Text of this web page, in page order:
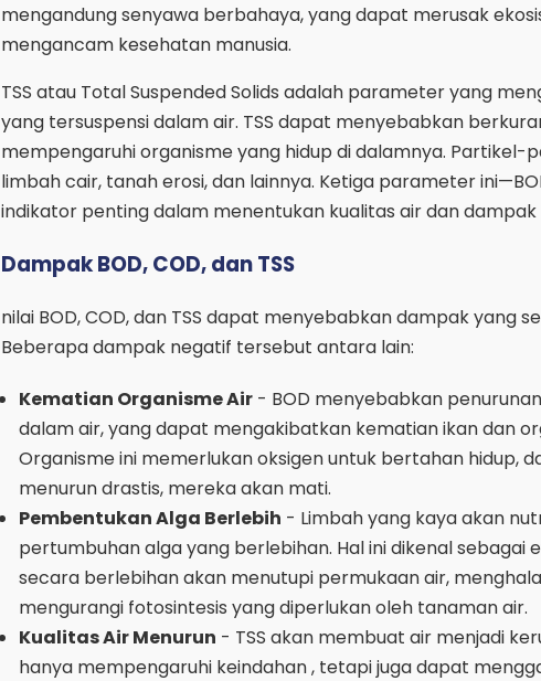
mengandung senyawa berbahaya, yang dapat merusak
mengancam kesehatan manusia.
TSS atau Total Suspended Solids adalah parameter yang
yang tersuspensi dalam air. TSS dapat menyebabkan
mempengaruhi organisme yang hidup di dalamnya. Partikel-
limbah cair, tanah erosi, dan lainnya. Ketiga parameter
indikator penting dalam menentukan kualitas air dan
Dampak BOD, COD, dan TSS
nilai BOD, COD, dan TSS dapat menyebabkan dampak yang
Beberapa dampak negatif tersebut antara lain:
Kematian Organisme Air - BOD menyebabkan
dalam air, yang dapat mengakibatkan kematian ikan dan
Organisme ini memerlukan oksigen untuk bertahan hidup,
menurun drastis, mereka akan mati.
Pembentukan Alga Berlebih - Limbah yang kaya akan
pertumbuhan alga yang berlebihan. Hal ini dikenal sebagai
secara berlebihan akan menutupi permukaan air,
mengurangi fotosintesis yang diperlukan oleh tanaman air.
Kualitas Air Menurun - TSS akan membuat air menjadi
hanya mempengaruhi keindahan , tetapi juga dapat